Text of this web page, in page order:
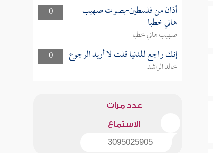
0
أذان من فلسطين-بصوت صهيب
هاني خطبا
صهيب هاني خطبا
0
إنك راجع للدنيا قلت لا أريد الرجوع
خالد الراشد
عدد مرات
الاستماع
3095025905